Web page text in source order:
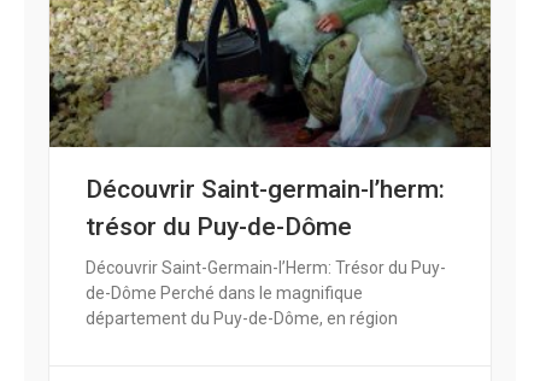
Découvrir Saint-germain-l’herm:
trésor du Puy-de-Dôme
Découvrir Saint-Germain-l’Herm: Trésor du Puy-
de-Dôme Perché dans le magnifique
département du Puy-de-Dôme, en région